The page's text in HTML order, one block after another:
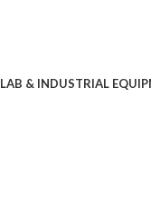
LAB & INDUSTRIAL